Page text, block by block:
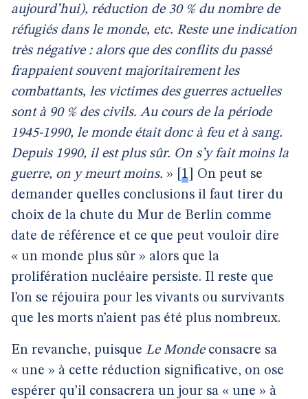
aujourd’hui), réduction de 30 % du nombre de
réfugiés dans le monde, etc. Reste une indication
très négative : alors que des conflits du passé
frappaient souvent majoritairement les
combattants, les victimes des guerres actuelles
sont à 90 % des civils. Au cours de la période
1945-1990, le monde était donc à feu et à sang.
Depuis 1990, il est plus sûr. On s’y fait moins la
guerre, on y meurt moins. » 1
On peut se
demander quelles conclusions il faut tirer du
choix de la chute du Mur de Berlin comme
date de référence et ce que peut vouloir dire
« un monde plus sûr » alors que la
prolifération nucléaire persiste. Il reste que
l’on se réjouira pour les vivants ou survivants
que les morts n’aient pas été plus nombreux.
En revanche, puisque Le Mondeconsacre sa
« une » à cette réduction significative, on ose
espérer qu’il consacrera un jour sa « une » à